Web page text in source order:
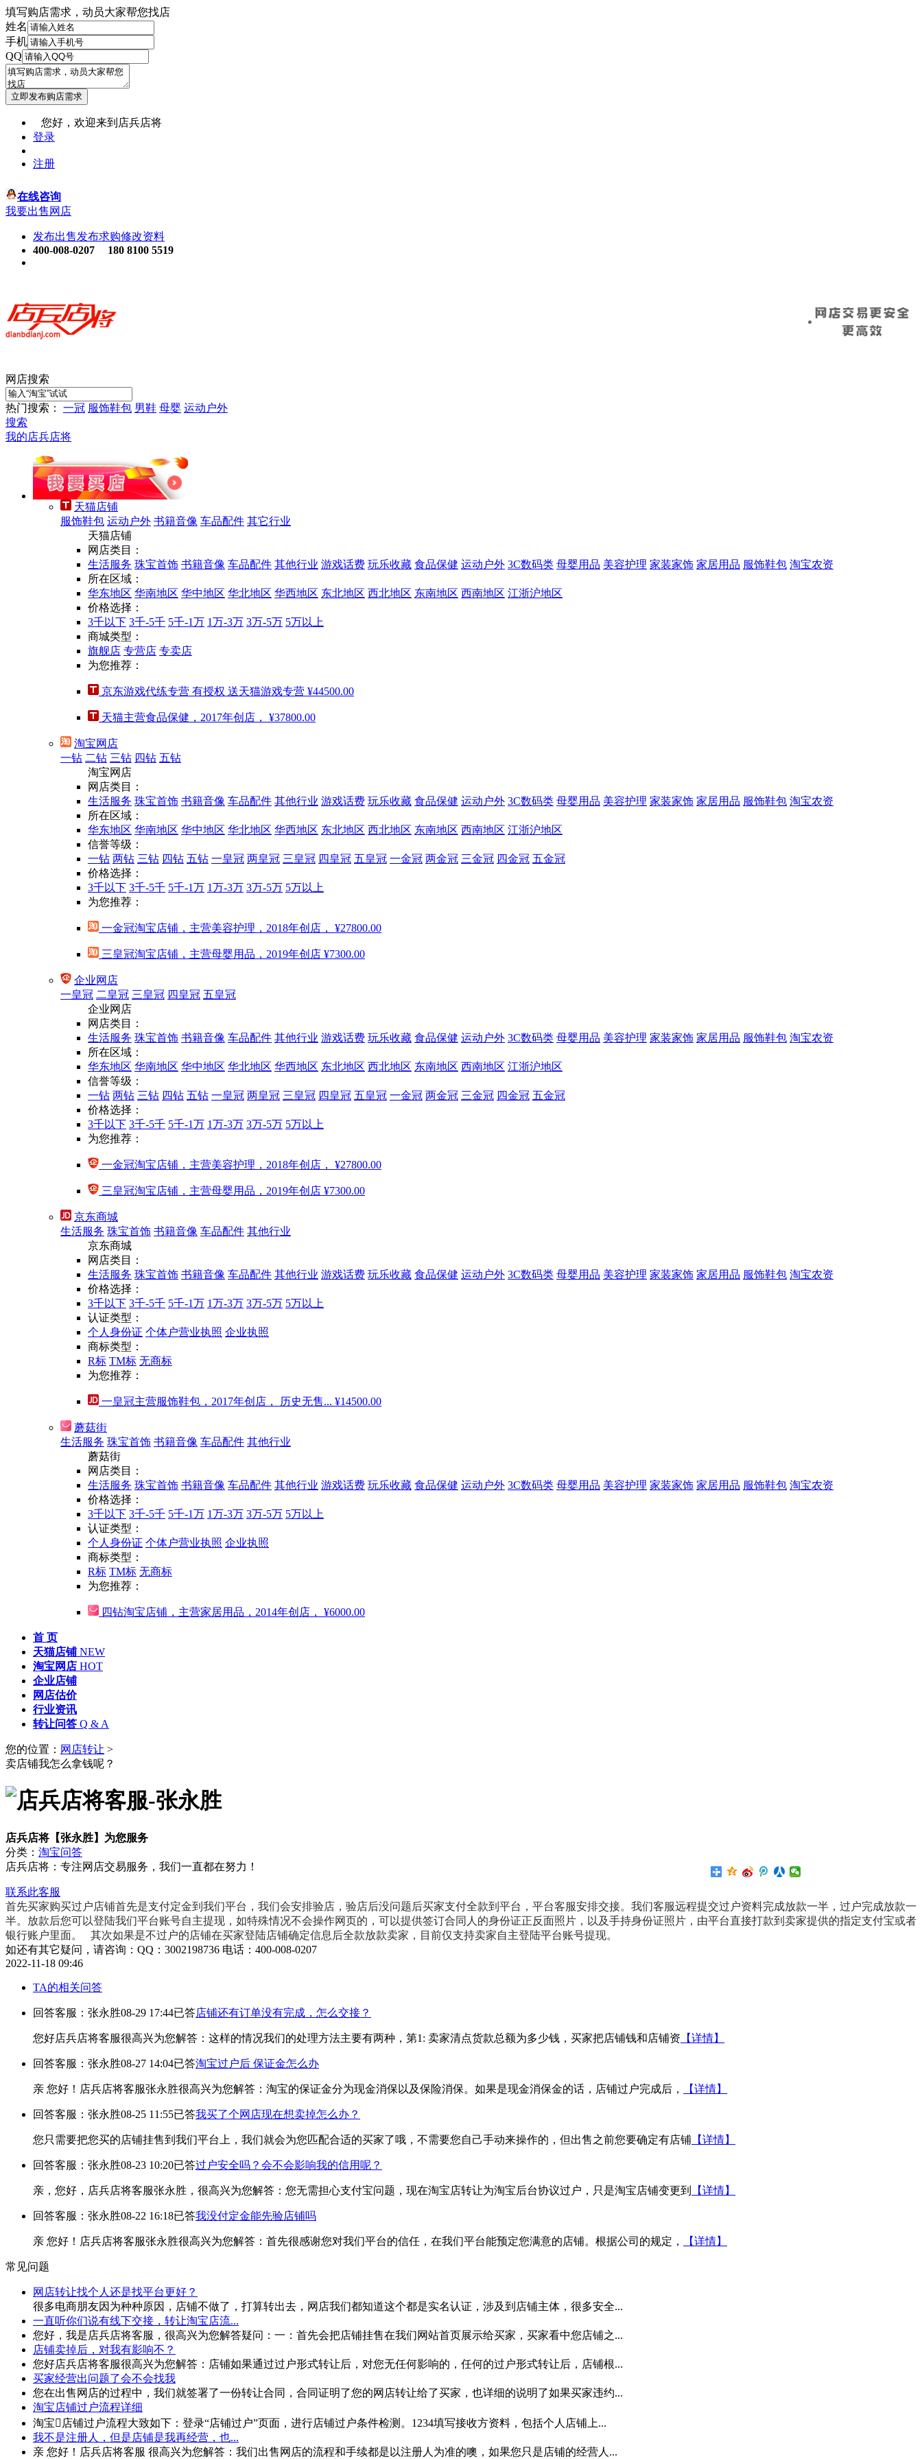
填写购店需求，动员大家帮您找店
姓名
手机
QQ
您好，欢迎来到店兵店将
登录
注册
在线咨询
我要出售网店
发布出售发布求购修改资料
400-008-0207
180 8100 5519
网店搜索
热门搜索： 一冠 服饰鞋包 男鞋 母婴 运动户外
搜索
我的店兵店将
天猫店铺
服饰鞋包 运动户外 书籍音像 车品配件 其它行业
天猫店铺
网店类目：
生活服务 珠宝首饰 书籍音像 车品配件 其他行业 游戏话费 玩乐收藏 食品保健 运动户外 3C数码类 母婴用品 美容护理 家装家饰 家居用品 服饰鞋包 淘宝农资
所在区域：
华东地区 华南地区 华中地区 华北地区 华西地区 东北地区 西北地区 东南地区 西南地区 江浙沪地区
价格选择：
3千以下 3千-5千 5千-1万 1万-3万 3万-5万 5万以上
商城类型：
旗舰店 专营店 专卖店
为您推荐：
京东游戏代练专营 有授权 送天猫游戏专营 ¥44500.00
天猫主营食品保健，2017年创店， ¥37800.00
淘宝网店
一钻 二钻 三钻 四钻 五钻
淘宝网店
网店类目：
生活服务 珠宝首饰 书籍音像 车品配件 其他行业 游戏话费 玩乐收藏 食品保健 运动户外 3C数码类 母婴用品 美容护理 家装家饰 家居用品 服饰鞋包 淘宝农资
所在区域：
华东地区 华南地区 华中地区 华北地区 华西地区 东北地区 西北地区 东南地区 西南地区 江浙沪地区
信誉等级：
一钻 两钻 三钻 四钻 五钻 一皇冠 两皇冠 三皇冠 四皇冠 五皇冠 一金冠 两金冠 三金冠 四金冠 五金冠
价格选择：
3千以下 3千-5千 5千-1万 1万-3万 3万-5万 5万以上
为您推荐：
一金冠淘宝店铺，主营美容护理，2018年创店， ¥27800.00
三皇冠淘宝店铺，主营母婴用品，2019年创店 ¥7300.00
企业网店
一皇冠 二皇冠 三皇冠 四皇冠 五皇冠
企业网店
网店类目：
生活服务 珠宝首饰 书籍音像 车品配件 其他行业 游戏话费 玩乐收藏 食品保健 运动户外 3C数码类 母婴用品 美容护理 家装家饰 家居用品 服饰鞋包 淘宝农资
所在区域：
华东地区 华南地区 华中地区 华北地区 华西地区 东北地区 西北地区 东南地区 西南地区 江浙沪地区
信誉等级：
一钻 两钻 三钻 四钻 五钻 一皇冠 两皇冠 三皇冠 四皇冠 五皇冠 一金冠 两金冠 三金冠 四金冠 五金冠
价格选择：
3千以下 3千-5千 5千-1万 1万-3万 3万-5万 5万以上
为您推荐：
一金冠淘宝店铺，主营美容护理，2018年创店， ¥27800.00
三皇冠淘宝店铺，主营母婴用品，2019年创店 ¥7300.00
京东商城
生活服务 珠宝首饰 书籍音像 车品配件 其他行业
京东商城
网店类目：
生活服务 珠宝首饰 书籍音像 车品配件 其他行业 游戏话费 玩乐收藏 食品保健 运动户外 3C数码类 母婴用品 美容护理 家装家饰 家居用品 服饰鞋包 淘宝农资
价格选择：
3千以下 3千-5千 5千-1万 1万-3万 3万-5万 5万以上
认证类型：
个人身份证 个体户营业执照 企业执照
商标类型：
R标 TM标 无商标
为您推荐：
一皇冠主营服饰鞋包，2017年创店， 历史无售... ¥14500.00
蘑菇街
生活服务 珠宝首饰 书籍音像 车品配件 其他行业
蘑菇街
网店类目：
生活服务 珠宝首饰 书籍音像 车品配件 其他行业 游戏话费 玩乐收藏 食品保健 运动户外 3C数码类 母婴用品 美容护理 家装家饰 家居用品 服饰鞋包 淘宝农资
价格选择：
3千以下 3千-5千 5千-1万 1万-3万 3万-5万 5万以上
认证类型：
个人身份证 个体户营业执照 企业执照
商标类型：
R标 TM标 无商标
为您推荐：
四钻淘宝店铺，主营家居用品，2014年创店， ¥6000.00
首 页
天猫店铺 NEW
淘宝网店 HOT
企业店铺
网店估价
行业资讯
转让问答 Q & A
您的位置： 网店转让 >
卖店铺我怎么拿钱呢？
店兵店将【张永胜】为您服务
分类： 淘宝问答
店兵店将：专注网店交易服务，我们一直都在努力！
联系此客服
首先买家购买过户店铺首先是支付定金到我们平台，我们会安排验店，验店后没问题后买家支付全款到平台，平台客服安排交接。我们客服远程提交过户资料完成放款一半，过户完成放款一
半。放款后您可以登陆我们平台账号自主提现，如特殊情况不会操作网页的，可以提供签订合同人的身份证正反面照片，以及手持身份证照片，由平台直接打款到卖家提供的指定支付宝或者
银行账户里面。 其次如果是不过户的店铺在买家登陆店铺确定信息后全款放款卖家，目前仅支持卖家自主登陆平台账号提现。
如还有其它疑问，请咨询：QQ：3002198736 电话：400-008-0207
2022-11-18 09:46
TA的相关问答
回答客服：张永胜08-29 17:44已答店铺还有订单没有完成，怎么交接？
您好店兵店将客服很高兴为您解答：这样的情况我们的处理方法主要有两种，第1: 卖家清点货款总额为多少钱，买家把店铺钱和店铺资 【详情】
回答客服：张永胜08-27 14:04已答淘宝过户后 保证金怎么办
亲 您好！店兵店将客服张永胜很高兴为您解答：淘宝的保证金分为现金消保以及保险消保。如果是现金消保金的话，店铺过户完成后， 【详情】
回答客服：张永胜08-25 11:55已答我买了个网店现在想卖掉怎么办？
您只需要把您买的店铺挂售到我们平台上，我们就会为您匹配合适的买家了哦，不需要您自己手动来操作的，但出售之前您要确定有店铺 【详情】
回答客服：张永胜08-23 10:20已答过户安全吗？会不会影响我的信用呢？
亲，您好，店兵店将客服张永胜，很高兴为您解答：您无需担心支付宝问题，现在淘宝店转让为淘宝后台协议过户，只是淘宝店铺变更到 【详情】
回答客服：张永胜08-22 16:18已答我没付定金能先验店铺吗
亲 您好！店兵店将客服张永胜很高兴为您解答：首先很感谢您对我们平台的信任，在我们平台能预定您满意的店铺。根据公司的规定， 【详情】
常见问题
网店转让找个人还是找平台更好？
很多电商朋友因为种种原因，店铺不做了，打算转出去，网店我们都知道这个都是实名认证，涉及到店铺主体，很多安全...
一直听你们说有线下交接，转让淘宝店流...
您好，我是店兵店将客服，很高兴为您解答疑问：一：首先会把店铺挂售在我们网站首页展示给买家，买家看中您店铺之...
店铺卖掉后，对我有影响不？
您好店兵店将客服很高兴为您解答：店铺如果通过过户形式转让后，对您无任何影响的，任何的过户形式转让后，店铺根...
买家经营出问题了会不会找我
您在出售网店的过程中，我们就签署了一份转让合同，合同证明了您的网店转让给了买家，也详细的说明了如果买家违约...
淘宝店铺过户流程详细
淘宝店铺过户流程大致如下：登录“店铺过户”页面，进行店铺过户条件检测。1234填写接收方资料，包括个人店铺上...
我不是注册人，但是店铺是我再经营，也...
亲 您好！店兵店将客服 很高兴为您解答：我们出售网店的流程和手续都是以注册人为准的噢，如果您只是店铺的经营人...